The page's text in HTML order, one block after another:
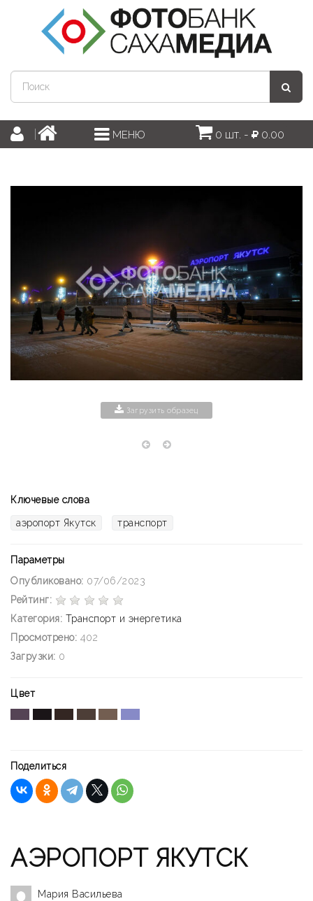
МЕНЮ 0 шт. - 0.00
Загрузить образец
Ключевые слова
аэропорт Якутск транспорт
Параметры
Опубликовано: 07/06/2023
Рейтинг:
Категория: Транспорт и энергетика
Просмотрено: 402
Загрузки: 0
Цвет
Поделиться
АЭРОПОРТ ЯКУТСК
Мария Васильева